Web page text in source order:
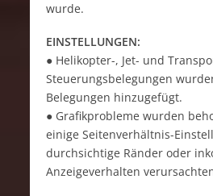
wurde.
EINSTELLUNGEN:
● Helikopter-, Jet- und
Steuerungsbelegungen
Belegungen hinzugefügt.
● Grafikprobleme wurden
einige Seitenverhältnis-
durchsichtige Ränder oder
Anzeigeverhalten